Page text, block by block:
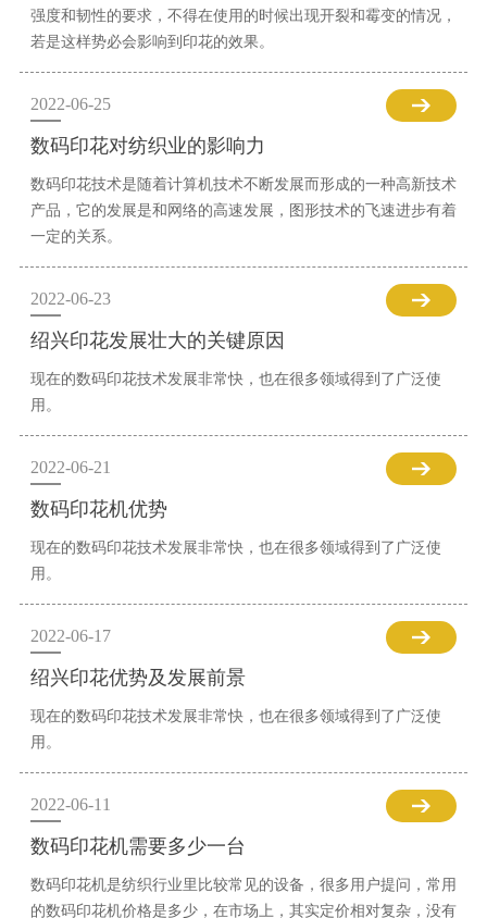
强度和韧性的要求，不得在使用的时候出现开裂和霉变的情况，
若是这样势必会影响到印花的效果。
2022-06-25
数码印花对纺织业的影响力
数码印花技术是随着计算机技术不断发展而形成的一种高新技术
产品，它的发展是和网络的高速发展，图形技术的飞速进步有着
一定的关系。
2022-06-23
绍兴印花发展壮大的关键原因
现在的数码印花技术发展非常快，也在很多领域得到了广泛使
用。
2022-06-21
数码印花机优势
现在的数码印花技术发展非常快，也在很多领域得到了广泛使
用。
2022-06-17
绍兴印花优势及发展前景
现在的数码印花技术发展非常快，也在很多领域得到了广泛使
用。
2022-06-11
数码印花机需要多少一台
数码印花机是纺织行业里比较常见的设备，很多用户提问，常用
的数码印花机价格是多少，在市场上，其实定价相对复杂，没有